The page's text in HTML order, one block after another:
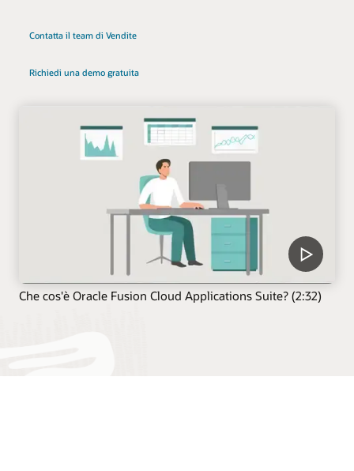
Contatta il team di Vendite
Richiedi una demo gratuita
Che cos'è Oracle Fusion Cloud Applications Suite? (2:32)